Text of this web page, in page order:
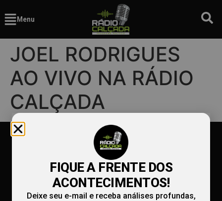
Menu
JOEL RODRIGUES
AO VIVO NA RÁDIO
CALÇADA
FIQUE A FRENTE DOS
ACONTECIMENTOS!
Deixe seu e-mail e receba análises profundas,